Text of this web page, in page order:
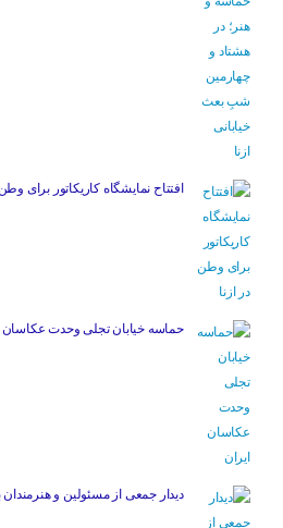
افتتاح نمایشگاه کاریکاتور برای
حماسه خیابان تجلی وحدت عکاسان
دیدار جمعی از مسئولین و